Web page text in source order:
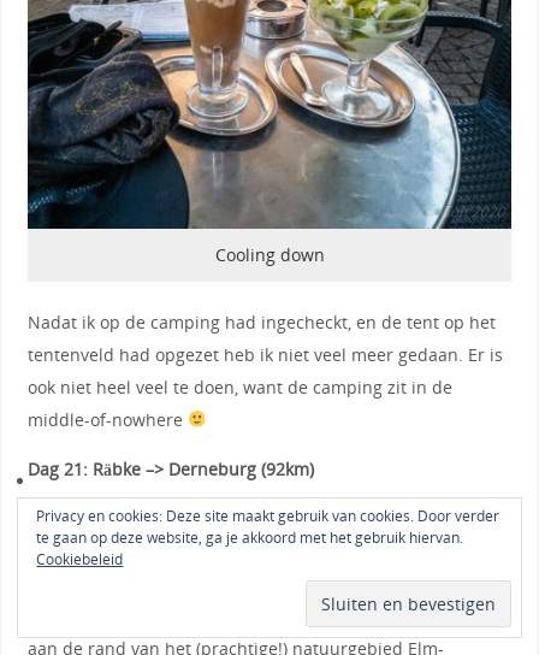
Cooling down
Nadat ik op de camping had ingecheckt, en de tent op het
tentenveld had opgezet heb ik niet veel meer gedaan. Er is
ook niet heel veel te doen, want de camping zit in de
middle-of-nowhere
Dag 21: Räbke –> Derneburg (92km)
Vannacht werd ik bruut gewekt door geile herten, er waren
er namelijk een paar flink aan het burlen in de omgeving
van de camping. Ik had het idee dat het nog best dichtbij
was ook. Het verbaast me ook niet, want de camping ligt
aan de rand van het (prachtige!) natuurgebied Elm-
Privacy en cookies: Deze site maakt gebruik van cookies. Door verder
te gaan op deze website, ga je akkoord met het gebruik hiervan.
Cookiebeleid